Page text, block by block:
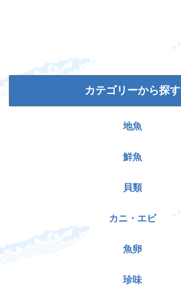
カテゴリーから探す
地魚
鮮魚
貝類
カニ・エビ
魚卵
珍味